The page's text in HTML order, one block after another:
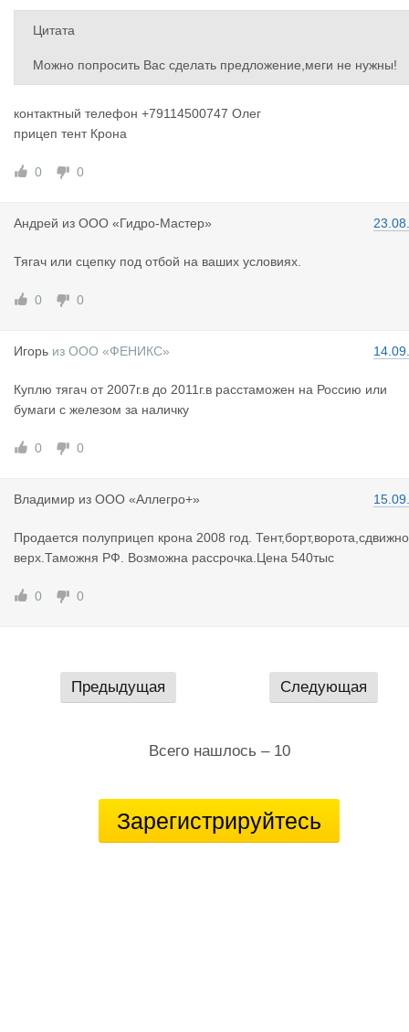
Цитата
Можно попросить Вас сделать предложение,меги не нужны!
контактный телефон +79114500747 Олег
прицеп тент Крона
0 0
Андрей из ООО «Гидро-Мастер»
Тягач или сцепку под отбой на ваших условиях.
0 0
Игорь из ООО «ФЕНИКС»
Куплю тягач от 2007г.в до 2011г.в расстаможен на Россию или
бумаги с железом за наличку
0 0
Владимир из ООО «Аллегро+»
Продается полуприцеп крона 2008 год.
верх.Таможня РФ. Возможна рассрочка.Цена 540тыс
0 0
Предыдущая Следующая
Всего нашлось – 10
Зарегистрируйтесь